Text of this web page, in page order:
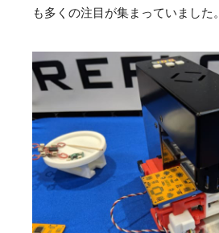
も多くの注目が集まっていました。